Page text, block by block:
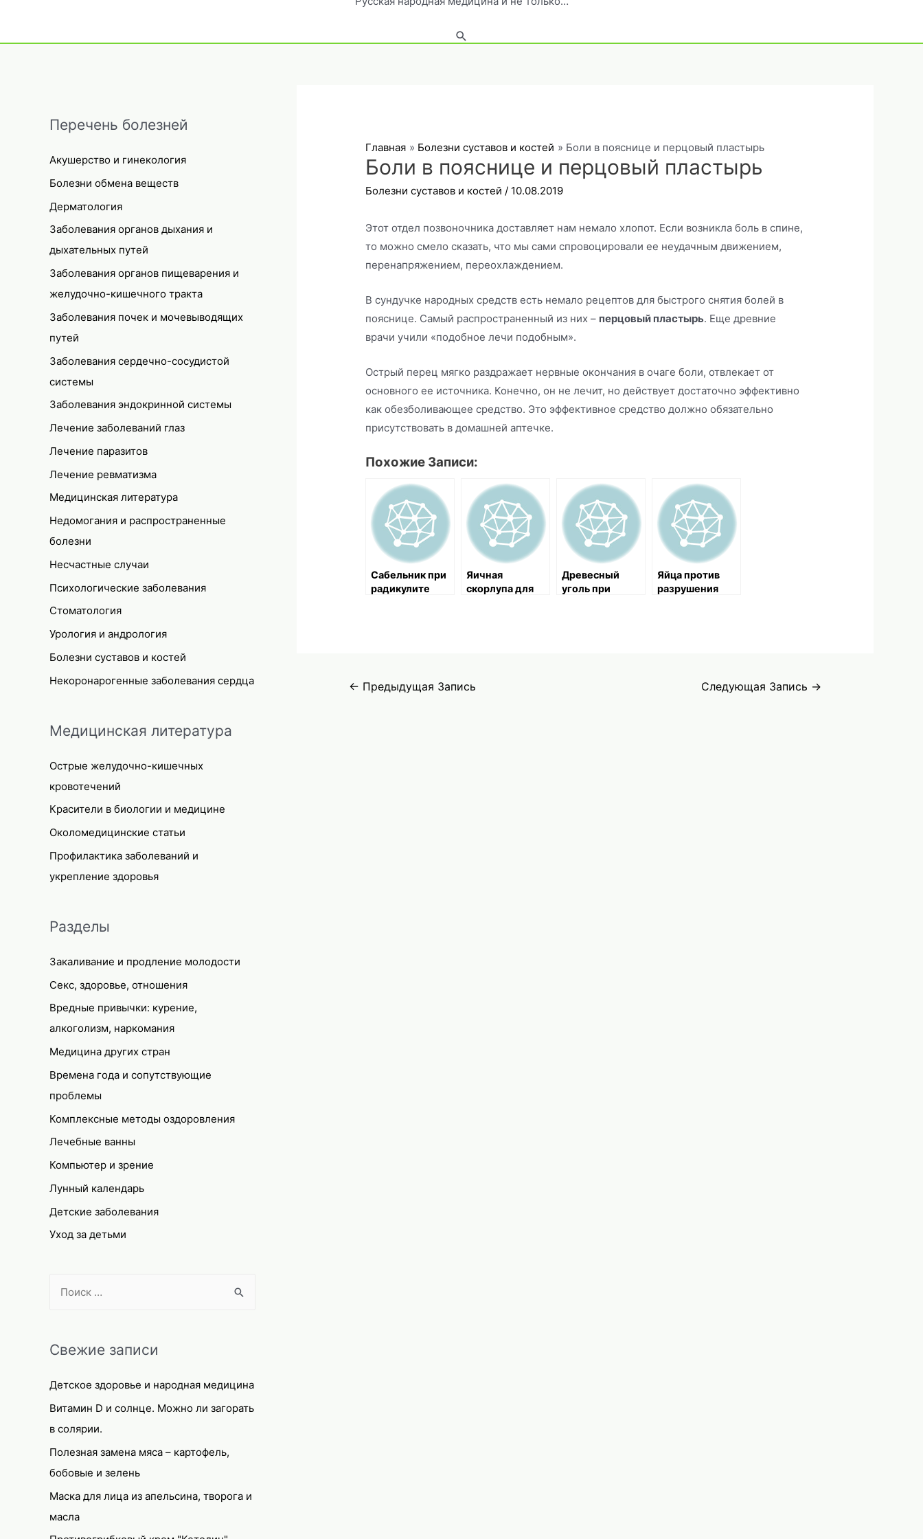
Поиск
Перечень болезней
Акушерство и гинекология
Болезни обмена веществ
Дерматология
Заболевания органов дыхания и
дыхательных путей
Заболевания органов пищеварения и
желудочно-кишечного тракта
Заболевания почек и мочевыводящих
путей
Заболевания сердечно-сосудистой
системы
Заболевания эндокринной системы
Лечение заболеваний глаз
Лечение паразитов
Лечение ревматизма
Медицинская литература
Недомогания и распространенные
болезни
Несчастные случаи
Психологические заболевания
Стоматология
Урология и андрология
Болезни суставов и костей
Некоронарогенные заболевания сердца
Медицинская литература
Острые желудочно-кишечных
кровотечений
Красители в биологии и медицине
Околомедицинские статьи
Профилактика заболеваний и
укрепление здоровья
Разделы
Закаливание и продление молодости
Секс, здоровье, отношения
Вредные привычки: курение,
алкоголизм, наркомания
Медицина других стран
Времена года и сопутствующие
проблемы
Комплексные методы оздоровления
Лечебные ванны
Компьютер и зрение
Лунный календарь
Детские заболевания
Уход за детьми
r
h
f
o
r
:
Свежие записи
Детское здоровье и народная медицина
Витамин D и солнце. Можно ли загорать
в солярии.
Полезная замена мяса – картофель,
бобовые и зелень
Маска для лица из апельсина, творога и
масла
Главная Болезни суставов и костей Боли в пояснице и перцовый пластырь
Боли в пояснице и перцовый пластырь
Болезни суставов и костей / 10.08.2019
Этот отдел позвоночника доставляет нам немало хлопот. Если возникла боль в спине,
то можно смело сказать, что мы сами спровоцировали ее неудачным движением,
перенапряжением, переохлаждением.
В сундучке народных средств есть немало рецептов для быстрого снятия болей в
пояснице. Самый распространенный из них – перцовый пластырь. Еще древние
врачи учили «подобное лечи подобным».
Острый перец мягко раздражает нервные окончания в очаге боли, отвлекает от
основного ее источника. Конечно, он не лечит, но действует достаточно эффективно
как обезболивающее средство. Это эффективное средство должно обязательно
присутствовать в домашней аптечке.
Похожие Записи:
Cабельник при
радикулите
Яичная
скорлупа для
Древесный
уголь при
Яйца против
разрушения
Навигация
← Предыдущая Запись Следующая Запись →